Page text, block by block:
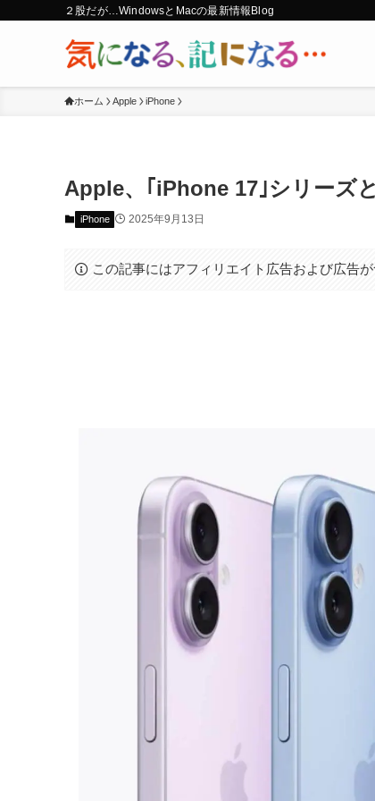
２股だが…WindowsとMacの最新情報Blog
ホーム Apple iPhone
Apple、｢iPhone 17｣シリーズ
iPhone 2025年9月13日
この記事にはアフィリエイト広告および広告が